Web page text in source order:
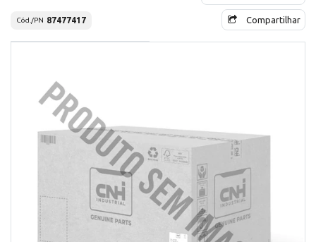
Cód./PN 87477417 Compartilhar